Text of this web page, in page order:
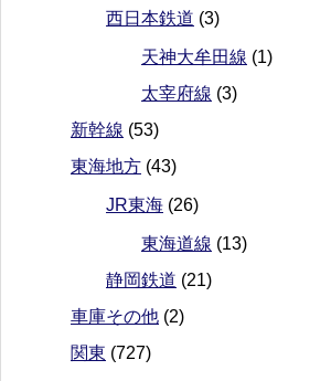
西日本鉄道 (3)
天神大牟田線 (1)
太宰府線 (3)
新幹線 (53)
東海地方 (43)
JR東海 (26)
東海道線 (13)
静岡鉄道 (21)
車庫その他 (2)
関東 (727)